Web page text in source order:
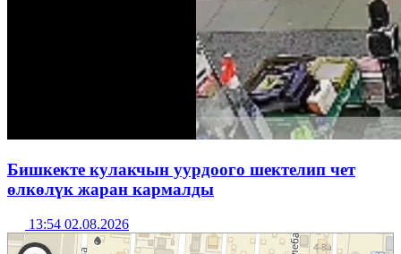
Бишкекте кулакчын уурдоого шектелип чет
өлкөлүк жаран кармалды
13:54 02.08.2026